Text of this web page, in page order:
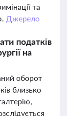
та
Джерело
податків
на
оборот
близько